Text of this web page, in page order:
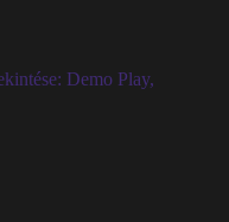
Demo Play,